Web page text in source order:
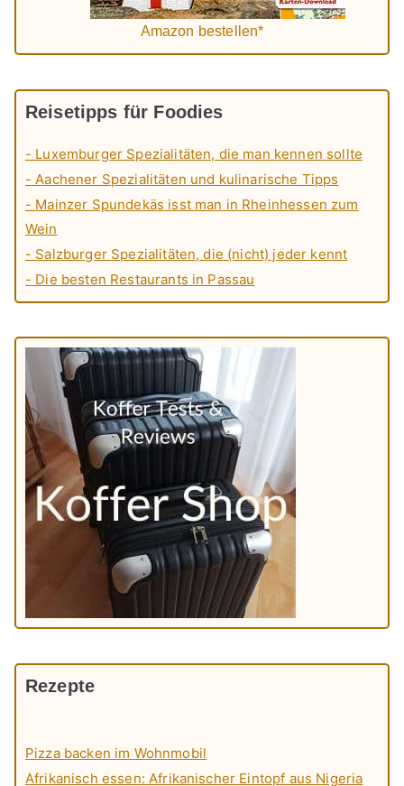
Amazon bestellen*
Reisetipps für Foodies
- Luxemburger Spezialitäten, die man kennen sollte
- Aachener Spezialitäten und kulinarische Tipps
- Mainzer Spundekäs isst man in Rheinhessen zum
Wein
- Salzburger Spezialitäten, die (nicht) jeder kennt
- Die besten Restaurants in Passau
Rezepte
Pizza backen im Wohnmobil
Afrikanisch essen: Afrikanischer Eintopf aus Nigeria